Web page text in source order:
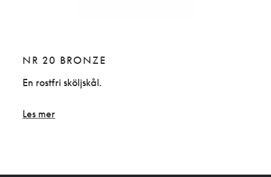
NR 20 BRONZE
En rostfri sköljskål.
Les mer